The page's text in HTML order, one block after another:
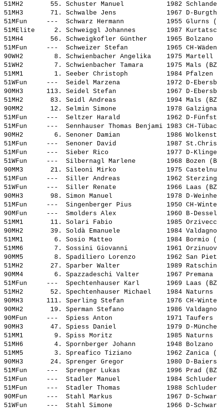
51MH2       55. Schuster Manuel
1982
51MH3       71. Schwalbe Jens
1967 D-
51MFun     --- Schwarz Hermann
1955
51MElite     2. Schweiggl Johannes
1987
51MH4       56. Schweigkofler Günther
1965
51MFun     --- Schweizer Stefan
1965 CH-
90WH2        8. Schwienbacher Angelika
1975
51WH2        7. Schwienbacher Tamara
1975
51MM1        1. Seeber Christoph
1984
51WFun     --- Seidel Marzena
1972 D-
90MH3      113. Seidel Stefan
1967 D-
51MH2       83. Seidl Andreas
1994
90MM2       12. Selmin Simone
1978
51MFun     --- Seltzer Harald
1962 D-
51MFun     --- Sennhauser Thomas Benjami 1983 CH-
90MH2        6. Senoner Damian
1986
51MFun     --- Senoner David
1987
51MFun     --- Sieber Rico
1977 D-
51WFun     --- Silbernagl Marlene
1968
90MM3       21. Sileoni Mirko
1975
51MFun     --- Siller Andreas
1962
51WFun     --- Siller Renate
1966
90MH3       98. Simon Manuel
1978 D-
51MFun     --- Singenberger Pius
1950 CH-
90MFun     --- Smolders Alex
1960 B-
51MM1       11. Solari Fabio
1985
90MH2       39. Soldà Emanuele
1984
51MM1        6. Sosio Matteo
1984
51MM6        7. Sossini Giovanni
1961
90MM5        8. Spadiliero Lorenzo
1962 San
51MH2       27. Sparber Walter
1989
90MM4        6. Spazzadeschi Valter
1967
51MFun     --- Spechtenhauser Karl
1969
51MH2       52. Spechtenhauser Michael
1984
90MH3      111. Sperling Stefan
1976 CH-
90MH2       19. Sperman Stefano
1986
90MFun     --- Spiess Anton
1971
90MH3       47. Spiess Daniel
1979 D-
51MM1        9. Spiss Moritz
1985
51MH6        4. Spornberger Johann
1948
51MM5        3. Spreafico Tiziano
1962
90MH3       24. Sprenger Gregor
1980 D-
51MFun     --- Sprenger Lukas
1996
51MFun     --- Stadler Manuel
1984
51MFun     --- Stadler Thomas
1988
90MFun     --- Stahl Markus
1967 D-
51WFun     --- Stahl Simone
1966 D-